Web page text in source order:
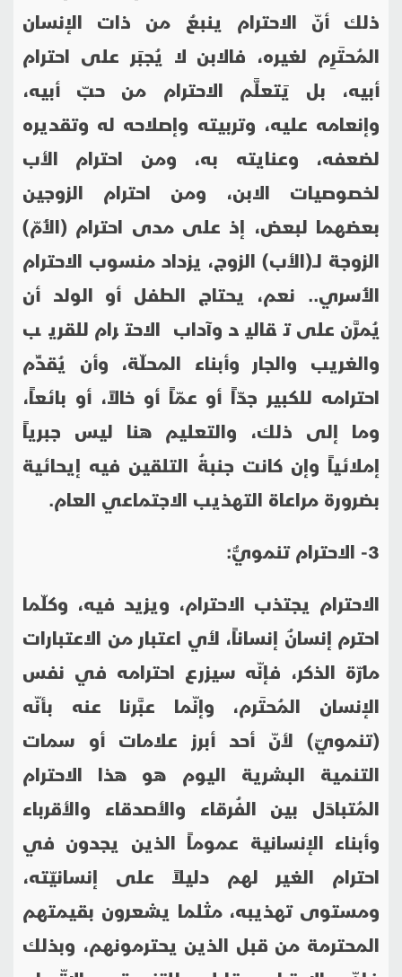
ذلك أنّ الاحترام ينبعُ من ذات الإنسان
المُحتَرِم لغيره، فالابن لا يُجبَر على احترام
أبيه، بل يَتعلَّم الاحترام من حبّ أبيه،
وإنعامه عليه، وتربيته وإصلاحه له وتقديره
لضعفه، وعنايته به، ومن احترام الأب
لخصوصيات الابن، ومن احترام الزوجين
بعضهما لبعض، إذ على مدى احترام (الأُمّ)
الزوجة لــ(الأب) الزوج، يزداد منسوب الاحترام
الأُسري.. نعم، يحتاج الطفل أو الولد أن
يُمرَّن على تقاليد وآداب الاحترام للقريب
والغريب والجار وأبناء المحلّة، وأن يُقدِّم
احترامه للكبير جدّاً أو عمّاً أو خالاً، أو بائعاً،
وما إلى ذلك، والتعليم هنا ليس جبرياً
إملائياً وإن كانت جنبةُ التلقين فيه إيحائية
بضرورة مراعاة التهذيب الاجتماعي العام.
3- الاحترام تنمويٌّ:
الاحترام يجتذب الاحترام، ويزيد فيه، وكلّما
احترم إنسانٌ إنساناً، لأي اعتبار من الاعتبارات
مارّة الذكر، فإنّه سيزرع احترامه في نفس
الإنسان المُحتَرم، وإنّما عبَّرنا عنه بأنّه
(تنمويّ) لأنّ أحد أبرز علامات أو سمات
التنمية البشرية اليوم هو هذا الاحترام
المُتبادَل بين الفُرقاء والأصدقاء والأقرباء
وأبناء الإنسانية عموماً الذين يجدون في
احترام الغير لهم دليلاً على إنسانيّته،
ومستوى تهذيبه، مثلما يشعرون بقيمتهم
المحترمة من قبل الذين يحترمونهم، وبذلك